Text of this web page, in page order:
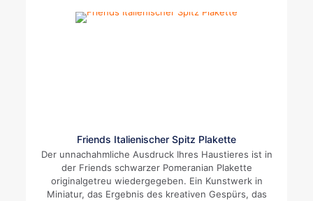
Friends Italienischer Spitz Plakette
Der unnachahmliche Ausdruck Ihres Haustieres ist in
der Friends schwarzer Pomeranian Plakette
originalgetreu wiedergegeben. Ein Kunstwerk in
Miniatur, das Ergebnis des kreativen Gespürs, das